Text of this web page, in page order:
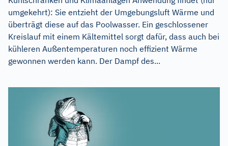
umgekehrt): Sie entzieht der Umgebungsluft Wärme und
überträgt diese auf das Poolwasser. Ein geschlossener
Kreislauf mit einem Kältemittel sorgt dafür, dass auch bei
kühleren Außentemperaturen noch effizient Wärme
gewonnen werden kann. Der Dampf des...